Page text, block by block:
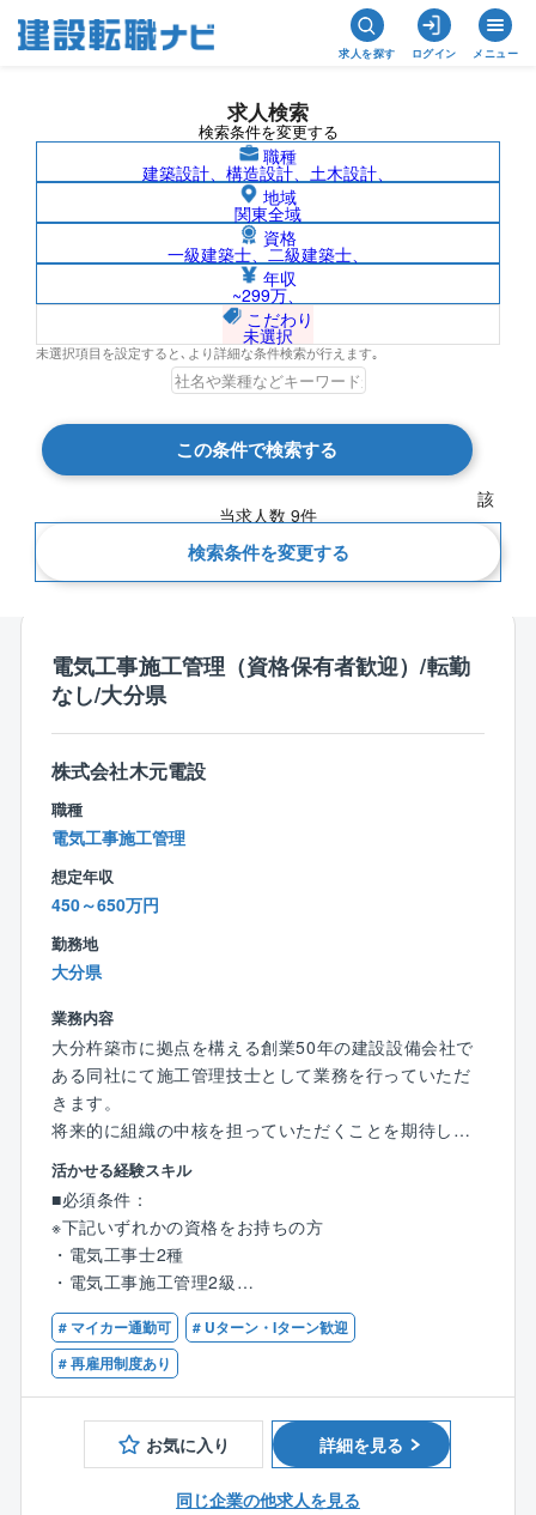
求人を探す ログイン メニュー
求人検索
検索条件を変更する
職種
建築設計、構造設計、土木設計、
地域
関東全域
資格
一級建築士、二級建築士、
年収
~299万、
こだわり
未選択
未選択項目を設定すると､より詳細な条件検索が行えます｡
この条件で検索する
該
当求人数 9件
検索条件を変更する
1級電気工事施工管理技士/大分県の求人検
索結果一覧
新着順
電気工事施工管理（資格保有者歓迎）/転勤
なし/大分県
株式会社木元電設
職種
電気工事施工管理
想定年収
450～650万円
勤務地
大分県
業務内容
大分杵築市に拠点を構える創業50年の建設設備会社で
ある同社にて施工管理技士として業務を行っていただ
きます。
将来的に組織の中核を担っていただくことを期待して
います。
■職務詳細：
・同社の施工担当案件は公共：民間＝6：4となってい
ます。
・工事現場において、監理業務などを主軸とし就業し
ていただきます。
今までの経験を活かしながら、さらに１歩先の業務が
できることも魅力です。
■職務の特性：
同社は、大分杵築エリアにて設備・配管工事事業の多
くを担当しており、地域の生活インフラを支えていま
活かせる経験スキル
■必須条件：
※下記いずれかの資格をお持ちの方
・電気工事士2種
・電気工事施工管理2級
・配管技能士2級
・管工事施工管理技士2級
・土木工事施工管理士2級
・建築工事施工管理士2級
・2級建築士
■歓迎条件：
・電気工事士1種
# マイカー通勤可
# Uターン・Iターン歓迎
# 再雇用制度あり
お気に入り 詳細を見る
同じ企業の他求人を見る